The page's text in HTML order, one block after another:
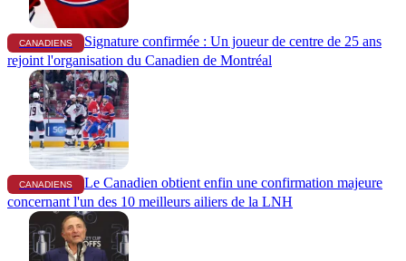
CANADIENS
Signature confirmée : Un joueur de centre de 25 ans
rejoint l'organisation du Canadien de Montréal
CANADIENS
Le Canadien obtient enfin une confirmation majeure
concernant l'un des 10 meilleurs ailiers de la LNH